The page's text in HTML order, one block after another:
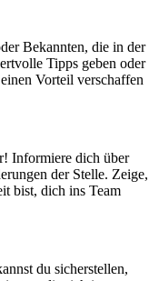
Bekannten, die in der
Tipps geben oder
Vorteil verschaffen
Informiere dich über
der Stelle. Zeige,
bist, dich ins Team
du sicherstellen,